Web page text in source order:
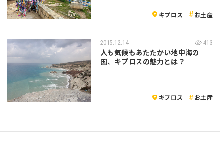
キプロス お土産
2015.12.14 413
人も気候もあたたかい地中海の
国、キプロスの魅力とは？
キプロス お土産